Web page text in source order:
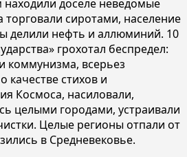
доселе неведомые
сиротами, население
делили нефть и аллюминий. 10
грохотал беспредел:
коммунизма, всерьез
качестве стихов и
Космоса, насиловали,
целыми городами, устраивали
Целые регионы отпали от
в Средневековье.